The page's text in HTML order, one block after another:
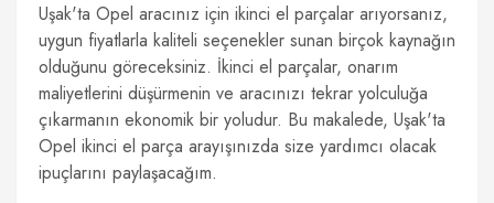
Uşak'ta Opel aracınız için ikinci el parçalar arıyorsanız,
uygun fiyatlarla kaliteli seçenekler sunan birçok kaynağın
olduğunu göreceksiniz. İkinci el parçalar, onarım
maliyetlerini düşürmenin ve aracınızı tekrar yolculuğa
çıkarmanın ekonomik bir yoludur. Bu makalede, Uşak'ta
Opel ikinci el parça arayışınızda size yardımcı olacak
ipuçlarını paylaşacağım.